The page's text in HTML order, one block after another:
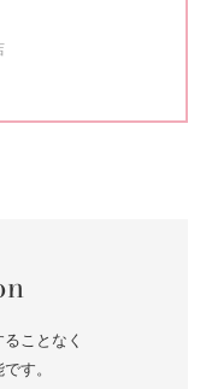
ことなく
す。